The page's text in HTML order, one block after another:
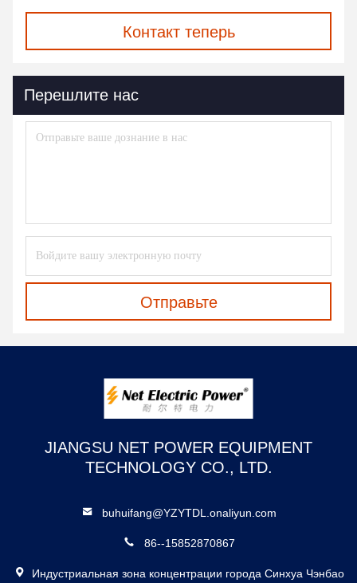
Контакт теперь
Перешлите нас
Отправьте
JIANGSU NET POWER EQUIPMENT
TECHNOLOGY CO., LTD.
buhuifang@YZYTDL.onaliyun.com
86--15852870867
Индустриальная зона концентрации города Синхуа Чэнбао